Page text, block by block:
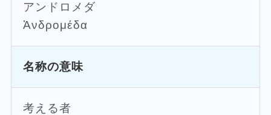
アンドロメダ
Ἀνδρομέδα
名称の意味
考える者